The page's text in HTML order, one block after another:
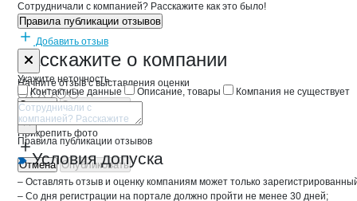
Сотрудничали с компанией? Расскажите как это было!
Правила публикации отзывов
Добавить отзыв
Расскажите о компании
Начните отзыв с выставления оценки
Прикрепить фото
Отмена Опубликовать
Форма обратной связи о неточностях
Укажите неточность
Контактные данные
Описание, товары Компания не существует
Отмена Опубликовать
Правила публикации отзывов
Условия допуска
– Оставлять отзыв и оценку компаниям может только
– Со дня регистрации на портале должно пройти не менее 30 дней;